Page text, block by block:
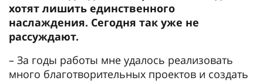
хотят лишить единственного
наслаждения. Сегодня так уже не
рассуждают.
– За годы работы мне удалось реализовать
много благотворительных проектов и создать